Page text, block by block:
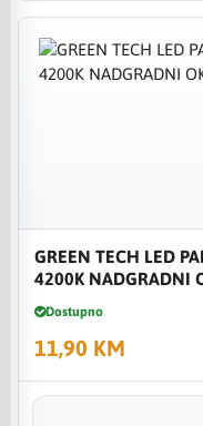
GREEN TECH LED
4200K NADGRADNI
Dostupno
11,90 KM